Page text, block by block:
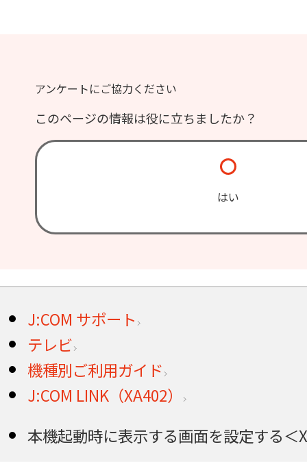
アンケートにご協力ください
このページの情報は役に立ちましたか？
はい
J:COM サポート
テレビ
機種別ご利用ガイド
J:COM LINK（XA402）
本機起動時に表示する画面を設定する＜